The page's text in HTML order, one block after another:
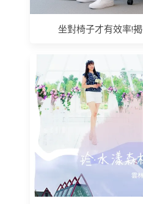
坐對椅子才有效率!